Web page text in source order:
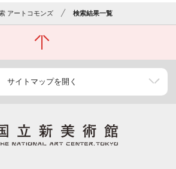
アートコモンズ 検索結果一覧
サイトマップを開く